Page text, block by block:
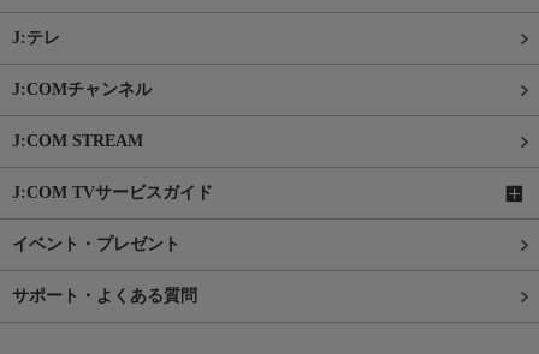
J:テレ
J:COMチャンネル
J:COM STREAM
J:COM TVサービスガイド
イベント・プレゼント
サポート・よくある質問